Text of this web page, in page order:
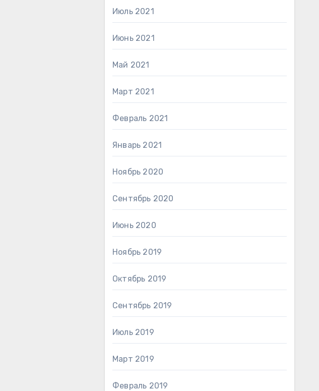
Июль 2021
Июнь 2021
Май 2021
Март 2021
Февраль 2021
Январь 2021
Ноябрь 2020
Сентябрь 2020
Июнь 2020
Ноябрь 2019
Октябрь 2019
Сентябрь 2019
Июль 2019
Март 2019
Февраль 2019